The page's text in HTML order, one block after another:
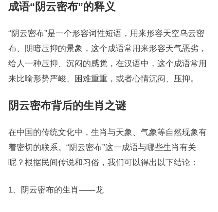
成语“阴云密布”的释义
“阴云密布”是一个形容词性短语，用来形容天空乌云密
布、阴暗压抑的景象，这个成语常用来形容天气恶劣，
给人一种压抑、沉闷的感觉，在汉语中，这个成语常用
来比喻形势严峻、困难重重，或者心情沉闷、压抑。
阴云密布背后的生肖之谜
在中国的传统文化中，生肖与天象、气象等自然现象有
着密切的联系。“阴云密布”这一成语与哪些生肖有关
呢？根据民间传说和习俗，我们可以得出以下结论：
1、阴云密布的生肖——龙